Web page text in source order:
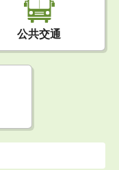
公共交通